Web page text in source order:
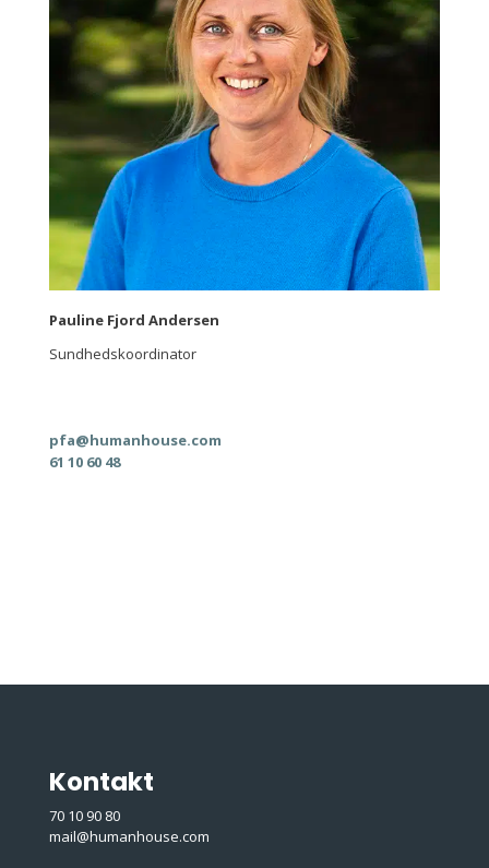
Pauline Fjord Andersen
Sundhedskoordinator
pfa@humanhouse.com
61 10 60 48
Kontakt
70 10 90 80
mail@humanhouse.com